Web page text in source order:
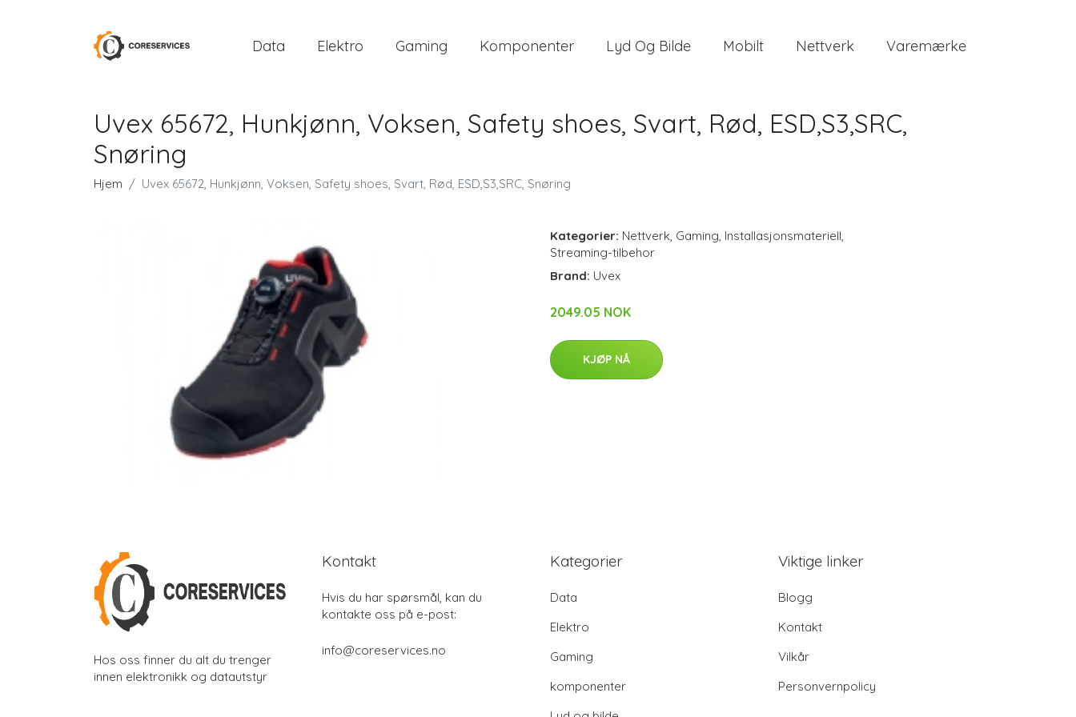
Data Elektro Gaming Komponenter Lyd Og Bilde Mobilt Nettverk Varemærke
Uvex 65672, Hunkjønn, Voksen, Safety shoes, Svart, Rød, ESD,S3,SRC,
Snøring
Hjem Uvex 65672, Hunkjønn, Voksen, Safety shoes, Svart, Rød, ESD,S3,SRC, Snøring
Kategorier: Nettverk, Gaming, Installasjonsmateriell,
Streaming-tilbehor
Brand: Uvex
2049.05 NOK
KJØP NÅ
Hos oss finner du alt du trenger
innen elektronikk og datautstyr
Kontakt
Hvis du har spørsmål, kan du
kontakte oss på e-post:
info@coreservices.no
Kategorier
Data
Elektro
Gaming
komponenter
Viktige linker
Blogg
Kontakt
Vilkår
Personvernpolicy